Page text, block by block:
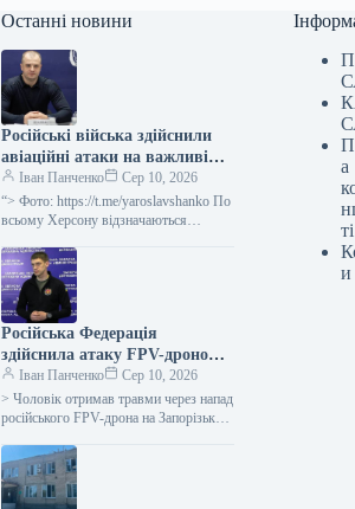
Останні новини
Російські війська здійснили
авіаційні атаки на важливі
об’єкти інфраструктури
Херсона, що призвело до
перебоїв з електро- та
Іван Панченко
Сер 10, 2026
“> Фото: https://t.me/yaroslavshanko По
всьому Херсону відзначаються
російські авіаудари, націлені на
ключові об’єкти інфраструктури…
Російська Федерація
здійснила атаку FPV-дроном
на Запорізький район,
внаслідок чого отримав
поранення чоловік.
Іван Панченко
Сер 10, 2026
> Чоловік отримав травми через напад
російського FPV-дрона на Запорізький
обласної військової адміністрації Іван
Федоров.…
а
ті
и